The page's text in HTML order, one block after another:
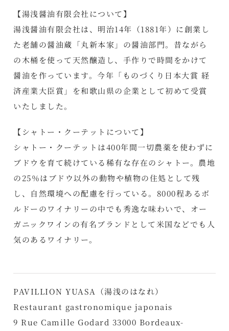
【湯浅醤油有限会社について】
湯浅醤油有限会社は、明治14年（1881年）に創業し
た老舗の醤油蔵「丸新本家」の醤油部門。昔ながら
の木桶を使って天然醸造し、手作りで時間をかけて
醤油を作っています。今年「ものづくり日本大賞 経
済産業大臣賞」を和歌山県の企業として初めて受賞
いたしました。
【シャトー・クーテットについて】
​シャトー・クーテットは400年間一切農薬を使わずに
ブドウを育て続けている稀有な存在のシャトー。農地
の25％はブドウ以外の動物や植物の住処として残
し、自然環境への配慮を行っている。8000程あるボ
ルドーのワイナリーの中でも秀逸な味わいで、オー
ガニックワインの有名ブランドとして米国などでも人
気のあるワイナリー。
PAVILLION YUASA（湯浅のはなれ）
Restaurant gastronomique japonais
9 Rue Camille Godard 33000 Bordeaux-